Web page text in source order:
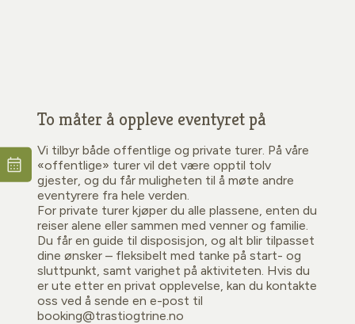
To måter å oppleve eventyret på
Vi tilbyr både offentlige og private turer. På våre
«offentlige» turer vil det være opptil tolv
gjester, og du får muligheten til å møte andre
eventyrere fra hele verden.
For private turer kjøper du alle plassene, enten du
reiser alene eller sammen med venner og familie.
Du får en guide til disposisjon, og alt blir tilpasset
dine ønsker – fleksibelt med tanke på start- og
sluttpunkt, samt varighet på aktiviteten. Hvis du
er ute etter en privat opplevelse, kan du kontakte
oss ved å sende en e-post til
booking@trastiogtrine.no